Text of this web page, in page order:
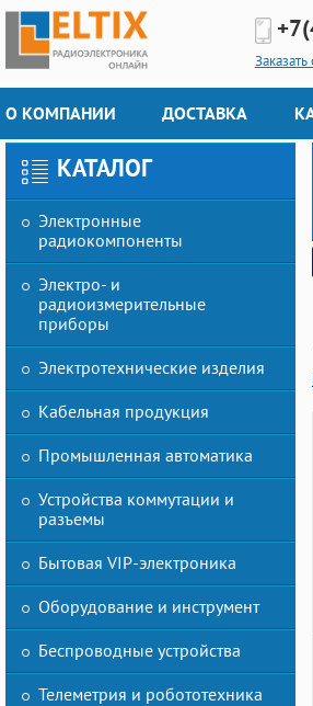
О КОМПАНИИ ДОСТАВКА
КАТАЛОГ
Электронные
радиокомпоненты
Электро- и
радиоизмерительные
приборы
Электротехнические изделия
Кабельная продукция
Промышленная автоматика
Устройства коммутации и
разъемы
Бытовая VIP-электроника
Оборудование и инструмент
Беспроводные устройства
Телеметрия и робототехника